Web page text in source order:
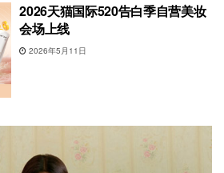
2026天猫国际520告白季自营美妆
会场上线
2026年5月11日